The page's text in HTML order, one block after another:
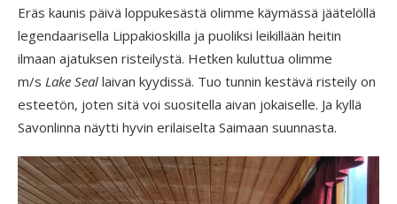
Eräs kaunis päivä loppukesästä olimme käymässä jäätelöllä
legendaarisella Lippakioskilla ja puoliksi leikillään heitin
ilmaan ajatuksen risteilystä. Hetken kuluttua olimme
m/s Lake Seal laivan kyydissä. Tuo tunnin kestävä risteily on
esteetön, joten sitä voi suositella aivan jokaiselle. Ja kyllä
Savonlinna näytti hyvin erilaiselta Saimaan suunnasta.